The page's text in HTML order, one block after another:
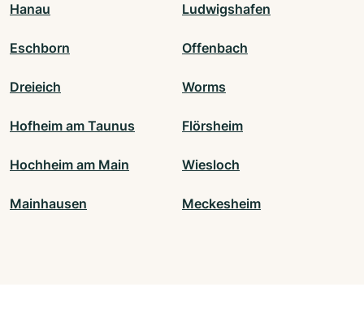
Hanau Ludwigshafen
Eschborn Offenbach
Dreieich Worms
Hofheim am Taunus Flörsheim
Hochheim am Main Wiesloch
Mainhausen Meckesheim